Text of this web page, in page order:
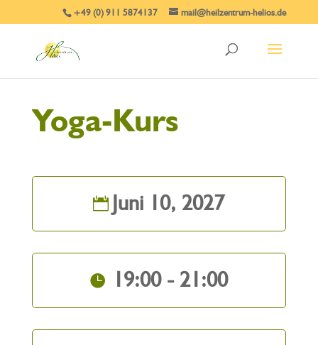
+49 (0) 911 5874137 mail@heilzentrum-helios.de
Yoga-Kurs
Juni 10, 2027
19:00 - 21:00